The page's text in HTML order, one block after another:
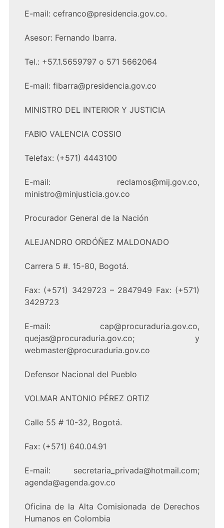
E-mail: cefranco@presidencia.gov.co.
Asesor: Fernando Ibarra.
Tel.: +57.1.5659797 o 571 5662064
E-mail: fibarra@presidencia.gov.co
MINISTRO DEL INTERIOR Y JUSTICIA
FABIO VALENCIA COSSIO
Telefax: (+571) 4443100
E-mail: reclamos@mij.gov.co,
ministro@minjusticia.gov.co
Procurador General de la Nación
ALEJANDRO ORDÓÑEZ MALDONADO
Carrera 5 #. 15-80, Bogotá.
Fax: (+571) 3429723 – 2847949 Fax: (+571)
3429723
E-mail: cap@procuraduria.gov.co,
quejas@procuraduria.gov.co; y
webmaster@procuraduria.gov.co
Defensor Nacional del Pueblo
VOLMAR ANTONIO PÉREZ ORTIZ
Calle 55 # 10-32, Bogotá.
Fax: (+571) 640.04.91
E-mail: secretaria_privada@hotmail.com;
agenda@agenda.gov.co
Oficina de la Alta Comisionada de Derechos
Humanos en Colombia